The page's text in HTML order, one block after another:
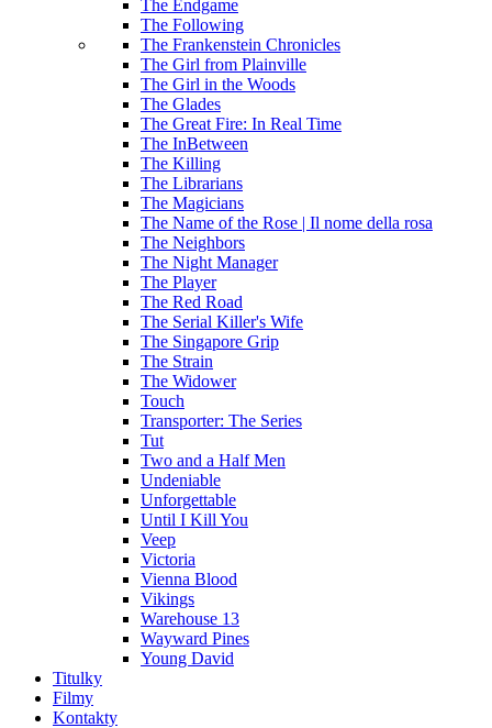
The Endgame
The Following
The Frankenstein Chronicles
The Girl from Plainville
The Girl in the Woods
The Glades
The Great Fire: In Real Time
The InBetween
The Killing
The Librarians
The Magicians
The Name of the Rose | Il nome della rosa
The Neighbors
The Night Manager
The Player
The Red Road
The Serial Killer's Wife
The Singapore Grip
The Strain
The Widower
Touch
Transporter: The Series
Tut
Two and a Half Men
Undeniable
Unforgettable
Until I Kill You
Veep
Victoria
Vienna Blood
Vikings
Warehouse 13
Wayward Pines
Young David
Titulky
Filmy
Kontakty